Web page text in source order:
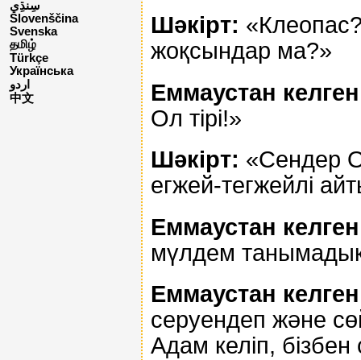
Slovenščina
Svenska
தமிழ்
Türkçe
Українська
اردو
中文
Шәкірт:
жоқсындар ма?»
Еммаустан
Ол тірі!»
Шәкірт: «Сендер
егжей-тегжейлі
Еммаустан
мүлдем
Еммаустан
серуендеп және
Адам келіп,